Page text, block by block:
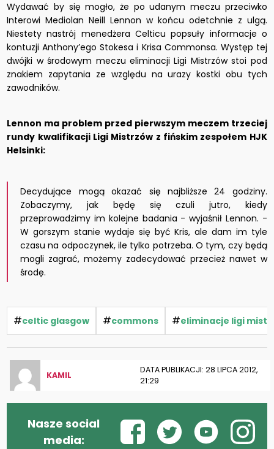
Wydawać by się mogło, że po udanym meczu przeciwko
Interowi Mediolan Neill Lennon w końcu odetchnie z ulgą.
Niestety nastrój menedżera Celticu popsuły informacje o
kontuzji Anthony’ego Stokesa i Krisa Commonsa. Występ tej
dwójki w środowym meczu eliminacji Ligi Mistrzów stoi pod
znakiem zapytania ze względu na urazy kostki obu tych
zawodników.
Lennon ma problem przed pierwszym meczem trzeciej
rundy kwalifikacji Ligi Mistrzów z fińskim zespołem HJK
Helsinki:
Decydujące mogą okazać się najbliższe 24 godziny.
Zobaczymy, jak będę się czuli jutro, kiedy
przeprowadzimy im kolejne badania - wyjaśnił Lennon. -
W gorszym stanie wydaje się być Kris, ale dam im tyle
czasu na odpoczynek, ile tylko potrzeba. O tym, czy będą
mogli zagrać, możemy zadecydować przecież nawet w
środę.
#celtic glasgow #commons #eliminacje ligi
KAMIL
DATA PUBLIKACJI: 28 LIPCA 2012,
21:29
Nasze social
media: